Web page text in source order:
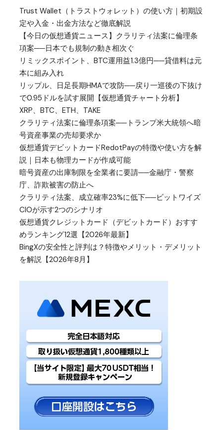
Trust Wallet（トラストウォレット）の使い方｜初期設
定や入金・出金方法など徹底解説
【今日の仮想通貨ニュース】クラリティ法案に倫理条
項案──日本でも規制の動き相次ぐ
リミックスポイント、BTC運用益1.3億円──貸借料は元
本に組み入れ
リップル、日足長期HMAで攻防──戻り一巡後の下抜け
で0.95ドルを試す展開【仮想通貨チャート分析】
XRP、BTC、ETH、TAKE
クラリティ法案に倫理条項案──トランプ米大統領へ暗
号資産事業の売却要求か
仮想通貨デビットカードRedotPayの特徴や使い方を解
説｜日本も物理カードが作成可能
暗号資産の出庫制限を全業者に要請──金融庁・警察
庁、詐欺被害の防止へ
クラリティ法案、成立確率23%に低下──ビットワイズ
CIOが示す2つのシナリオ
仮想通貨クレジットカード（デビットカード）おすす
めランキング12選【2026年最新】
BingXの安全性と評判は？特徴やメリット・デメリット
を解説【2026年8月】